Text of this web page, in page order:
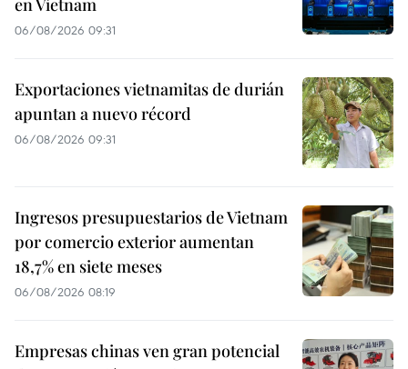
en Vietnam
06/08/2026 09:31
Exportaciones vietnamitas de durián
apuntan a nuevo récord
06/08/2026 09:31
Ingresos presupuestarios de Vietnam
por comercio exterior aumentan
18,7% en siete meses
06/08/2026 08:19
Empresas chinas ven gran potencial